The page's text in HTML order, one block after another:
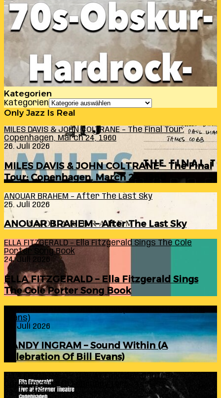
Kategorien
Kategorien
Only Jazz Is Real
MILES DAVIS & JOHN COLTRANE – The Final Tour:
Copenhagen, March 24, 1960
26. Juli 2026
MILES DAVIS & JOHN COLTRANE – The Final
Tour: Copenhagen, March 24, 1960
ANOUAR BRAHEM – After The Last Sky
25. Juli 2026
ANOUAR BRAHEM – After The Last Sky
ELLA FITZGERALD – Ella Fitzgerald Sings The Cole
Porter Song Book
24. Juli 2026
ELLA FITZGERALD – Ella Fitzgerald Sings
The Cole Porter Song Book
Evans)
24. Juli 2026
RANDY INGRAM – Sound Within (A
Celebration Of Bill Evans)
ELLA FITZGERALD – Live At Falkoner Centre
Copenhagen 6th February 1966
23. Juli 2026